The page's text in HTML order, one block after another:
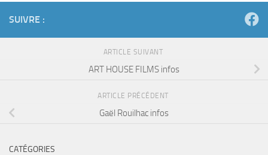
SUIVRE :
ARTICLE SUIVANT
ART HOUSE FILMS infos
ARTICLE PRÉCÉDENT
Gaël Rouilhac infos
CATÉGORIES